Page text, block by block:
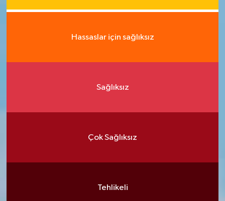
Hassaslar için sağlıksız
Sağlıksız
Çok Sağlıksız
Tehlikeli